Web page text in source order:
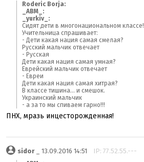
Roderic Borja:
_ABM_:
_yurkiv_:
Сидят дети в многонациональном классе!
Учительница спрашивает:
- Дети какая нация самая смелая?
Русский мальчик отвечает
- Русская
Дети какая нация самая умная?
Еврейский мальчик отвечает
- Евреи
Дети какая нация самая хитрая?
В классе тишина... и смешок.
Украинский мальчик
- а за то мы спиваем гарно!!!
ПНХ, мразь инцесторожденная!
sidor_ 13.09.2016 14:51 IP: 77.52.55.---